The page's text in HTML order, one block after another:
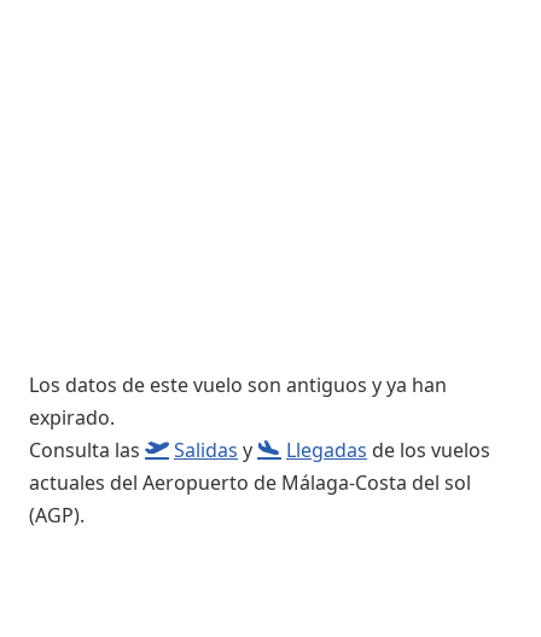
Los datos de este vuelo son antiguos y ya han
expirado.
Consulta las
Salidas y Llegadas de los vuelos
actuales del Aeropuerto de Málaga-Costa del sol
(AGP).